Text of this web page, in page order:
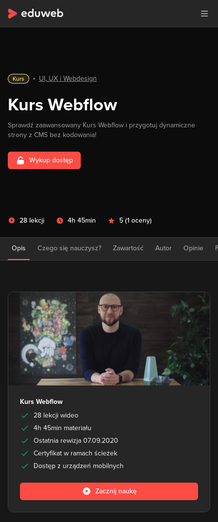
Kurs UI, UX i Webdesign
Kurs Webflow
Sprawdź zaawansowany Kurs Webflow i przygotuj dynamiczne
strony z CMS bez kodowania!
Wykup dostęp
28 lekcji 4h 45min 5 (1 oceny)
Opis Czego się nauczysz? Zawartość Autor Opinie
Kurs Webflow
28 lekcji wideo
4h 45min materiału
Ostatnia rewizja 07.09.2020
Certyfikat w ramach ścieżek
Dostęp z urządzeń mobilnych
Zacznij naukę